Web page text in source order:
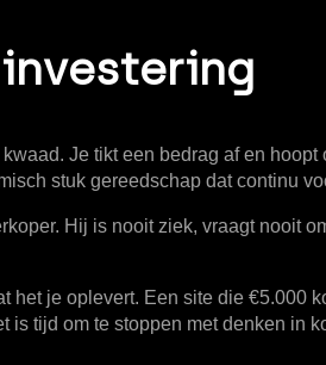
Je tikt een bedrag af en
stuk gereedschap dat continu
Hij is nooit ziek, vraagt nooit
het je oplevert. Een site die €5.000
tijd om te stoppen met denken in